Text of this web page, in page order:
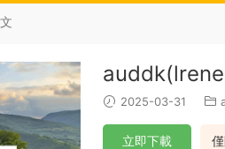
2025-03-31
立即下載